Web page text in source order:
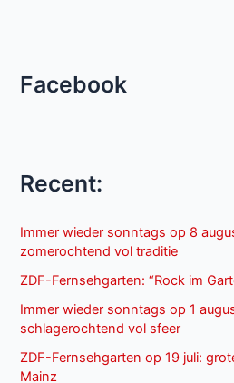
Facebook
Recent:
Immer wieder sonntags op 8
zomerochtend vol traditie
ZDF-Fernsehgarten: “Rock im
Immer wieder sonntags op 1
schlagerochtend vol sfeer
ZDF-Fernsehgarten op 19 juli:
Mainz